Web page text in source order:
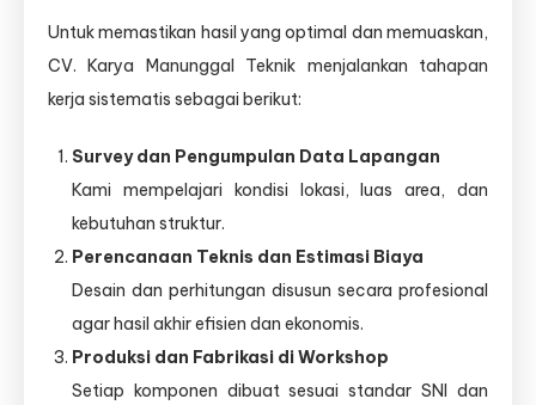
Untuk memastikan hasil yang optimal dan memuaskan,
CV. Karya Manunggal Teknik menjalankan tahapan
kerja sistematis sebagai berikut:
Survey dan Pengumpulan Data Lapangan
Kami mempelajari kondisi lokasi, luas area, dan
kebutuhan struktur.
Perencanaan Teknis dan Estimasi Biaya
Desain dan perhitungan disusun secara profesional
agar hasil akhir efisien dan ekonomis.
Produksi dan Fabrikasi di Workshop
Setiap komponen dibuat sesuai standar SNI dan